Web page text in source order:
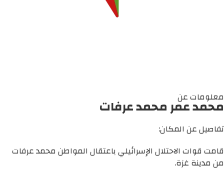
معلومات عن
محمد عمر محمد عرفات
تفاصيل عن المكان:
قامت قوات الاحتلال الإسرائيلي باعتقال المواطن محمد عرفات
من مدينة غزة.